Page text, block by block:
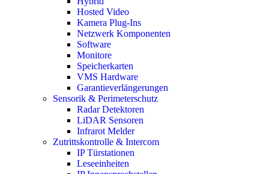
Hosted Video
Kamera Plug-Ins
Netzwerk Komponenten
Software
Monitore
Speicherkarten
VMS Hardware
Garantieverlängerungen
Sensorik & Perimeterschutz
Radar Detektoren
LiDAR Sensoren
Infrarot Melder
Zutrittskontrolle & Intercom
IP Türstationen
Leseeinheiten